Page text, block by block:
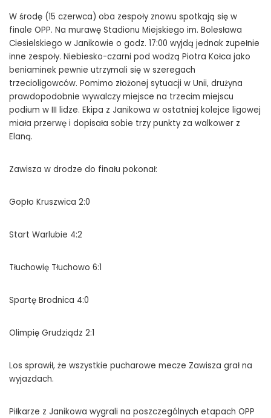
W środę (15 czerwca) oba zespoły znowu spotkają się w
finale OPP. Na murawę Stadionu Miejskiego im. Bolesława
Ciesielskiego w Janikowie o godz. 17:00 wyjdą jednak zupełnie
inne zespoły. Niebiesko-czarni pod wodzą Piotra Kołca jako
beniaminek pewnie utrzymali się w szeregach
trzecioligowców. Pomimo złożonej sytuacji w Unii, drużyna
prawdopodobnie wywalczy miejsce na trzecim miejscu
podium w III lidze. Ekipa z Janikowa w ostatniej kolejce ligowej
miała przerwę i dopisała sobie trzy punkty za walkower z
Elaną.
Zawisza w drodze do finału pokonał:
Gopło Kruszwica 2:0
Start Warlubie 4:2
Tłuchowię Tłuchowo 6:1
Spartę Brodnica 4:0
Olimpię Grudziądz 2:1
Los sprawił, że wszystkie pucharowe mecze Zawisza grał na
wyjazdach.
Piłkarze z Janikowa wygrali na poszczególnych etapach OPP